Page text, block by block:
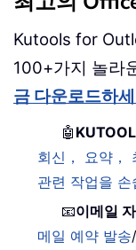
Kutools for
100+가지 놀라
금 다운로드하세
🤖
회신， 요약，
관련 작업을 손
📧이메일
메일 예약 발송/